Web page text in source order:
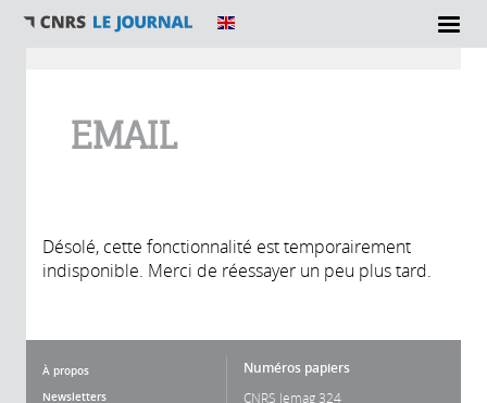
EMAIL
Désolé, cette fonctionnalité est temporairement
indisponible. Merci de réessayer un peu plus tard.
À propos
Newsletters
Numéros papiers
CNRS lemag 324